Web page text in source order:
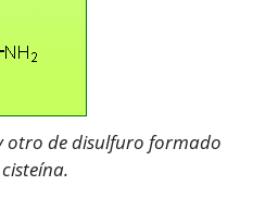
otro de disulfuro formado